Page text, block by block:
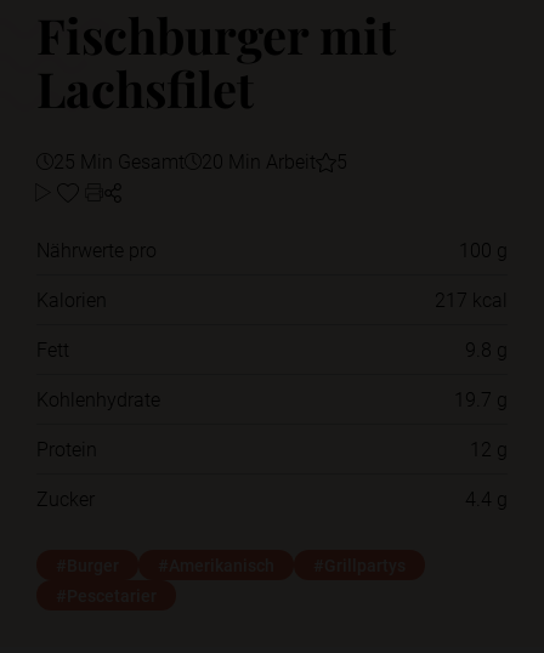
Fischburger mit
Lachsfilet
25 Min Gesamt 20 Min Arbeit 5
Nährwerte pro
100 g
Kalorien
217 kcal
Fett
9.8 g
Kohlenhydrate
19.7 g
Protein
12 g
Zucker
4.4 g